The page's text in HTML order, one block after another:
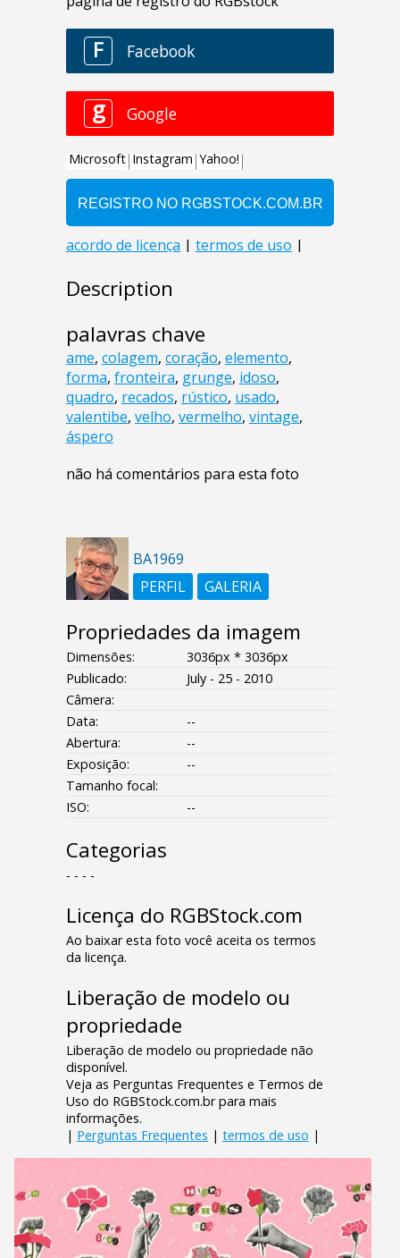
Description
palavras chave
ame, colagem, coração, elemento,
forma, fronteira, grunge, idoso,
quadro, recados, rústico, usado,
valentibe, velho, vermelho, vintage,
áspero
não há comentários para esta foto
BA1969
PERFIL
GALERIA
Propriedades da imagem
Dimensões:
3036px * 3036px
Publicado:
July - 25 - 2010
Câmera:
Data:
--
Abertura:
--
Exposição:
--
Tamanho focal:
ISO:
--
Categorias
- - - -
Licença do RGBStock.com
Ao baixar esta foto você aceita os termos
da licença.
Liberação de modelo ou
propriedade
Liberação de modelo ou propriedade não
disponível.
Veja as Perguntas Frequentes e Termos de
Uso do RGBStock.com.br para mais
informações.
| Perguntas Frequentes | termos de uso |